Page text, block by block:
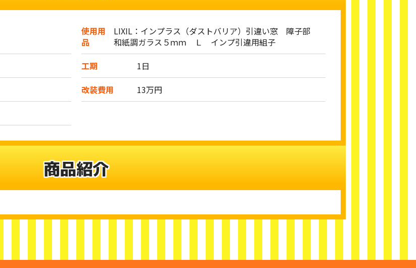
使用用
品
LIXIL：インプラス（ダストバリア）引違い窓 障子部
和紙調ガラス５ｍｍ Ｌ インプ引違用組子
工期
1日
改装費用
13万円
商品紹介